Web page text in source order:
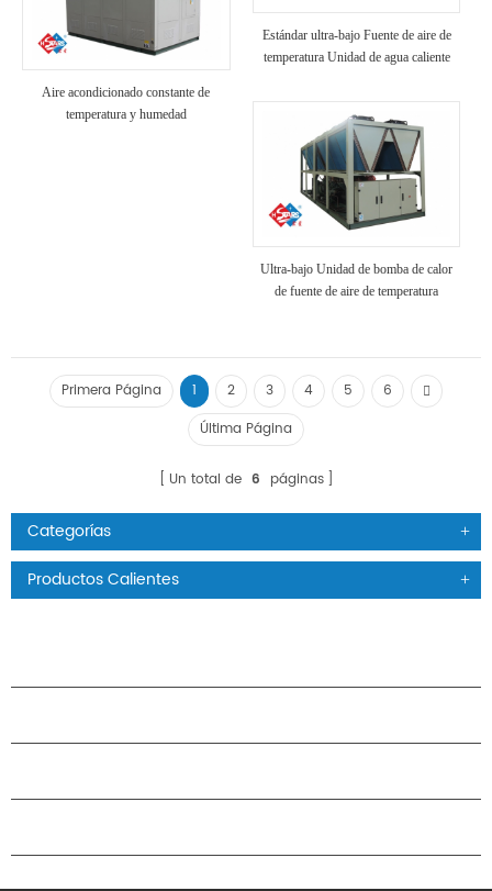
Aire acondicionado constante de
temperatura y humedad
Estándar ultra-bajo Fuente de aire de
temperatura Unidad de agua caliente
Ultra-bajo Unidad de bomba de calor
de fuente de aire de temperatura
Primera Página 1 2 3 4 5
6
Última Página
Un total de 6 páginas
Categorías
Productos Calientes